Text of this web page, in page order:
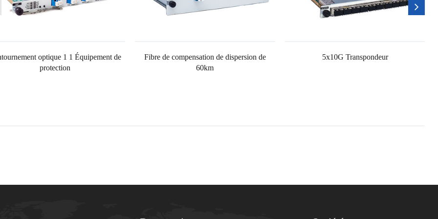
optique 1 1 Équipement de
protection
Fibre de compensation de dispersion de
60km
5x10G Transpondeur